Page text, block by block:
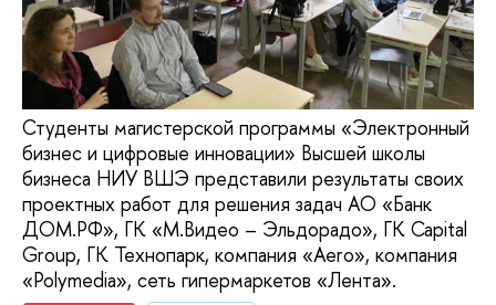
Студенты магистерской программы «Электронный
бизнес и цифровые инновации» Высшей школы
бизнеса НИУ ВШЭ представили результаты своих
проектных работ для решения задач АО «Банк
ДОМ.РФ», ГК «М.Видео – Эльдорадо», ГК Capital
Group, ГК Технопарк, компания «Aero», компания
«Polymedia», сеть гипермаркетов «Лента».